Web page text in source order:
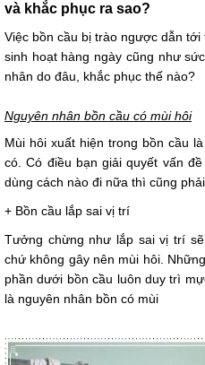
và khắc phục ra sao?
Việc bồn cầu bị trào ngược dẫn
sinh hoạt hàng ngày cũng như
nhân do đâu, khắc phục thế nào?
Nguyên nhân bồn cầu có mùi hôi
Mùi hôi xuất hiện trong bồn cầu
có. Có điều bạn giải quyết vấn
dùng cách nào đi nữa thì cũng
+ Bồn cầu lắp sai vị trí
Tưởng chừng như lắp sai vị trí
chứ không gây nên mùi hôi.
phần dưới bồn cầu luôn duy trì
là nguyên nhân bồn có mùi